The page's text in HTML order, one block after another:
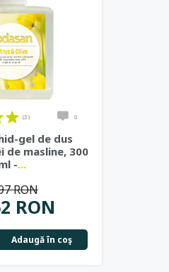
(3) 0
gel de dus
de masline, 300
-...
RON
RON
Adaugă în coş